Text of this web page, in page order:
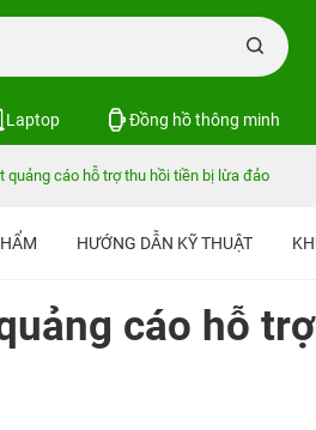
Laptop Đồng hồ thông minh
quảng cáo hỗ trợ thu hồi tiền bị lừa đảo
HƯỚNG DẪN KỸ THUẬT
cáo hỗ